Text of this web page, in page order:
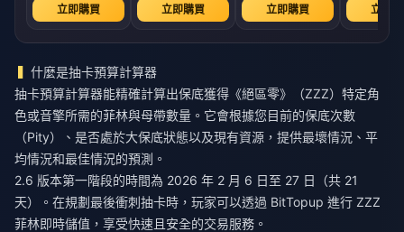
立即購買 立即購買 立即購買 立即
什麼是抽卡預算計算器
抽卡預算計算器能精確計算出保底獲得《絕區零》（ZZZ）特定角
色或音擎所需的菲林與母帶數量。它會根據您目前的保底次數
（Pity）、是否處於大保底狀態以及現有資源，提供最壞情況、平
均情況和最佳情況的預測。
2.6 版本第一階段的時間為 2026 年 2 月 6 日至 27 日（共 21
天）。在規劃最後衝刺抽卡時，玩家可以透過 BitTopup 進行 ZZZ
菲林即時儲值 ，享受快速且安全的交易服務。